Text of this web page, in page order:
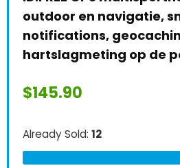
outdoor en navigatie,
notifications,
hartslagmeting op de
$145.90
Already Sold: 12